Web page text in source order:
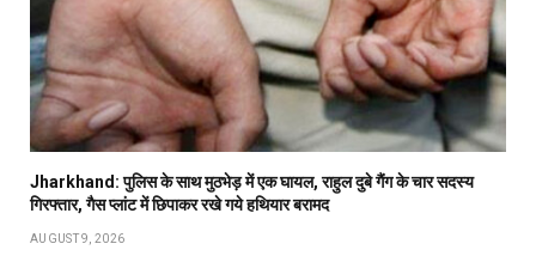
Jharkhand: पुलिस के साथ मुठभेड़ में एक घायल, राहुल दुबे गैंग के चार सदस्य
गिरफ्तार, गैस प्लांट में छिपाकर रखे गये हथियार बरामद
AUGUST 9, 2026